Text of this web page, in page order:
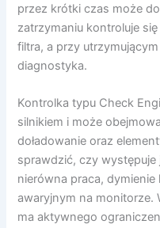
przez krótki czas może
zatrzymaniu kontroluje
filtra, a przy
diagnostyka.
Kontrolka typu Check
silnikiem i może
doładowanie oraz
sprawdzić, czy
nierówna praca,
awaryjnym na monitorze.
ma aktywnego